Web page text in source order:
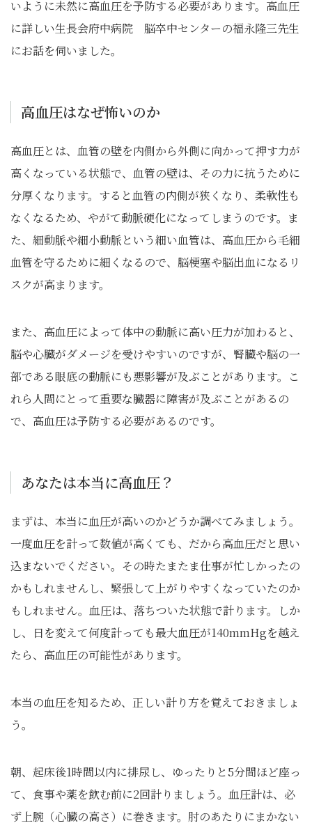
いように未然に高血圧を予防する必要があります。高血圧
に詳しい生長会府中病院 脳卒中センターの福永隆三先生
にお話を伺いました。
高血圧はなぜ怖いのか
高血圧とは、血管の壁を内側から外側に向かって押す力が
高くなっている状態で、血管の壁は、その力に抗うために
分厚くなります。すると血管の内側が狭くなり、柔軟性も
なくなるため、やがて動脈硬化になってしまうのです。ま
た、細動脈や細小動脈という細い血管は、高血圧から毛細
血管を守るために細くなるので、脳梗塞や脳出血になるリ
スクが高まります。
また、高血圧によって体中の動脈に高い圧力が加わると、
脳や心臓がダメージを受けやすいのですが、腎臓や脳の一
部である眼底の動脈にも悪影響が及ぶことがあります。こ
れら人間にとって重要な臓器に障害が及ぶことがあるの
で、高血圧は予防する必要があるのです。
あなたは本当に高血圧？
まずは、本当に血圧が高いのかどうか調べてみましょう。
一度血圧を計って数値が高くても、だから高血圧だと思い
込まないでください。その時たまたま仕事が忙しかったの
かもしれませんし、緊張して上がりやすくなっていたのか
もしれません。血圧は、落ちついた状態で計ります。しか
し、日を変えて何度計っても最大血圧が140mmHgを越え
たら、高血圧の可能性があります。
本当の血圧を知るため、正しい計り方を覚えておきましょ
う。
朝、起床後1時間以内に排尿し、ゆったりと5分間ほど座っ
て、食事や薬を飲む前に2回計りましょう。血圧計は、必
ず上腕（心臓の高さ）に巻きます。肘のあたりにまかない